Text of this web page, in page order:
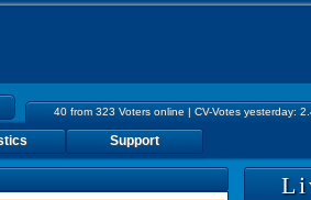
40 from 323 Voters online | CV-Votes yesterday:
Support